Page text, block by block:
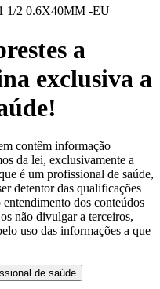
de Infeções
e Urologia
Cirúrgicas
Vascular
Extracorporal
quando recebe alta
visite a nossa página de
de carreira na B. Braun.
global por perfis de
de Saúde
1/2 0.6X40MM -EU
a
exclusiva a
contêm informação
da lei, exclusivamente a
é um profissional de saúde,
detentor das qualificações
entendimento dos conteúdos
não divulgar a terceiros,
uso das informações a que
de saúde